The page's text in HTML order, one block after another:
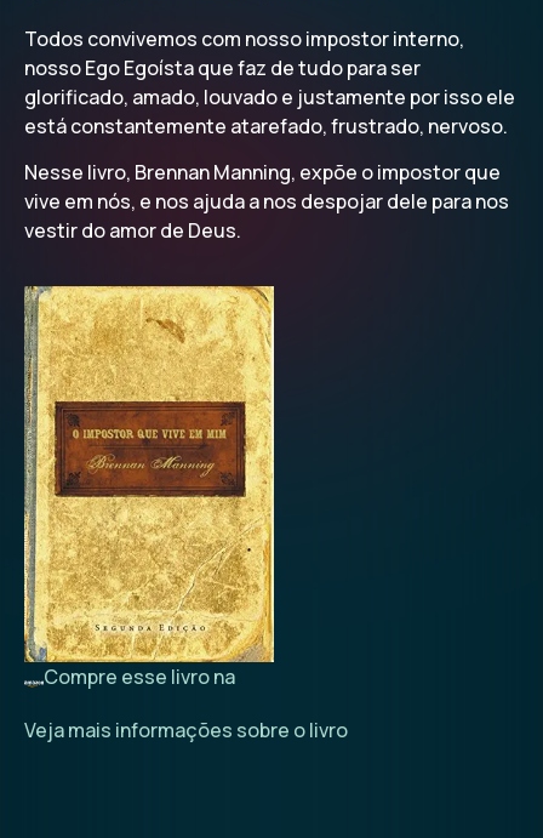
Compre esse livro na
Veja mais informações sobre o livro
Todos convivemos com nosso impostor interno,
nosso Ego Egoísta que faz de tudo para ser
glorificado, amado, louvado e justamente por isso ele
está constantemente atarefado, frustrado, nervoso.
Nesse livro, Brennan Manning, expõe o impostor que
vive em nós, e nos ajuda a nos despojar dele para nos
vestir do amor de Deus.